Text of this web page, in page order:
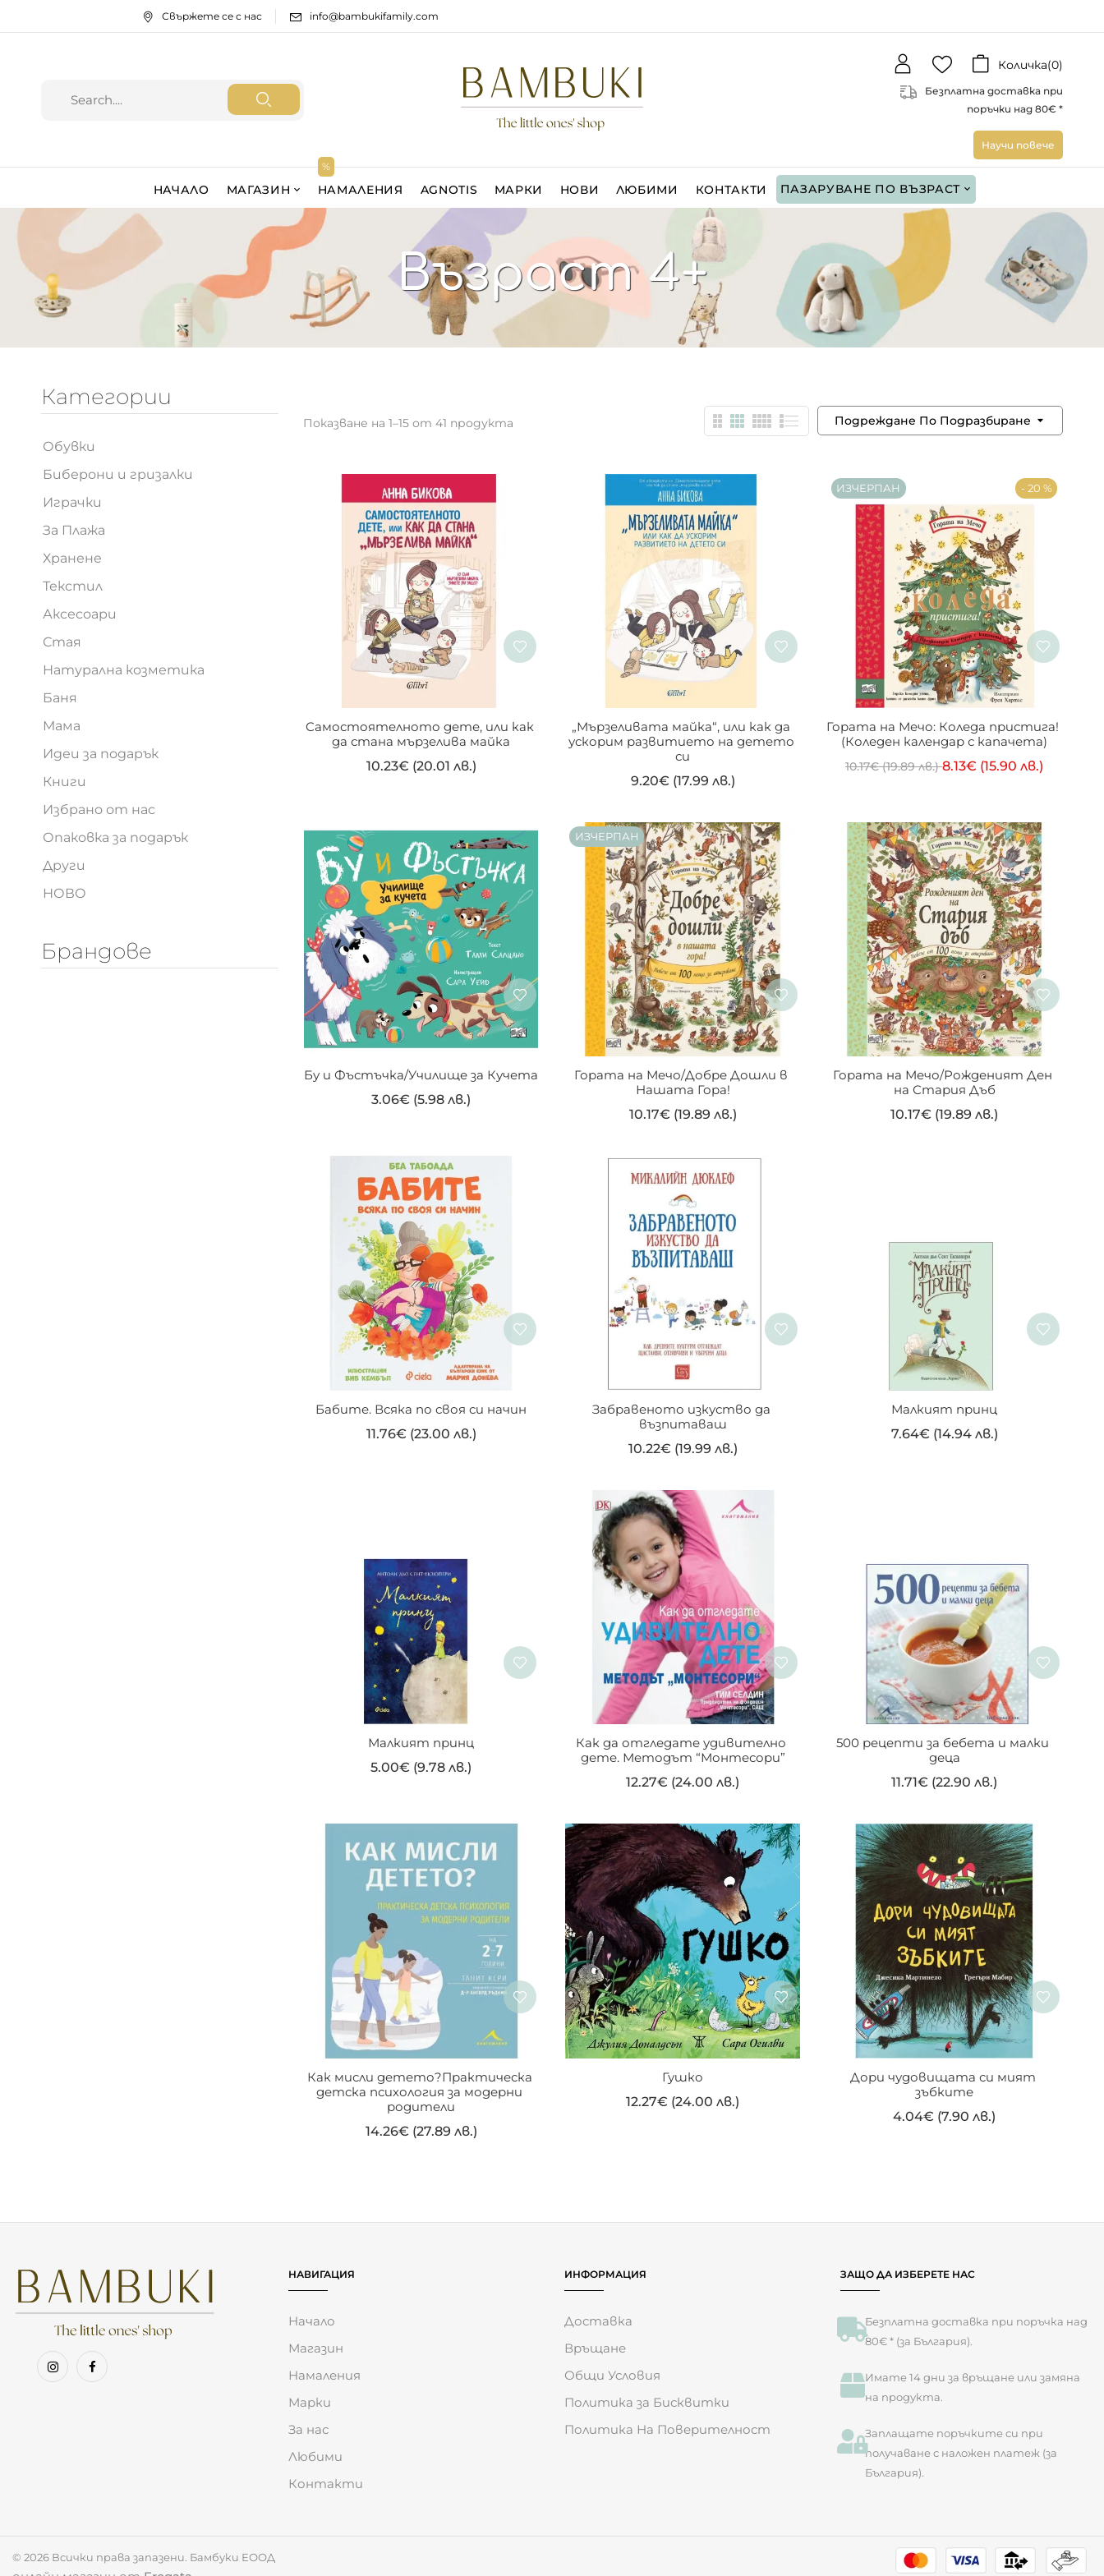
Свържете се с нас info@bambukifamily.com
Количка(0)
Безплатна доставка при
поръчки над 80€ *
Научи повече
НАЧАЛО МАГАЗИН НАМАЛЕНИЯ AGNOTIS МАРКИ НОВИ ЛЮБИМИ КОНТАКТИ ПАЗАРУВАНЕ ПО ВЪЗРАСТ
Възраст 4+
Категории
Обувки
Биберони и гризалки
Играчки
За Плажа
Хранене
Текстил
Аксесоари
Стая
Натурална козметика
Баня
Мама
Идеи за подарък
Книги
Възраст 0+
Възраст 2+
Възраст 4+
Всички
Опаковка за подарък
(3)
Подреждане По Подразбиране
Показване на 1–15 от 41 продукта
Самостоятелното дете, или как
да стана мързелива майка
10.23€ (20.01 лв.)
„Мързеливата майка“, или как да
ускорим развитието на детето
си
9.20€ (17.99 лв.)
ИЗЧЕРПАН - 20 %
Гората на Мечо: Коледа пристига!
(Коледен календар с капачета)
10.17€(19.89 лв.)8.13€ (15.90 лв.)
Бу и Фъстъчка/Училище за Кучета
3.06€ (5.98 лв.)
ИЗЧЕРПАН
Гората на Мечо/Добре Дошли в
Нашата Гора!
10.17€ (19.89 лв.)
Гората на Мечо/Рожденият Ден
на Стария Дъб
10.17€ (19.89 лв.)
Бабите. Всяка по своя си начин
11.76€ (23.00 лв.)
Забравеното изкуство да
възпитаваш
10.22€ (19.99 лв.)
Малкият принц
7.64€ (14.94 лв.)
Малкият принц
5.00€ (9.78 лв.)
Как да отгледате удивително
дете. Методът “Монтесори”
12.27€ (24.00 лв.)
500 рецепти за бебета и малки
деца
11.71€ (22.90 лв.)
Как мисли детето?Практическа
детска психология за модерни
родители
14.26€ (27.89 лв.)
Гушко
12.27€ (24.00 лв.)
Дори чудовищата си мият
зъбките
4.04€ (7.90 лв.)
Начало
Магазин
Намаления
Марки
Доставка
Връщане
80€ * (за България).
България).